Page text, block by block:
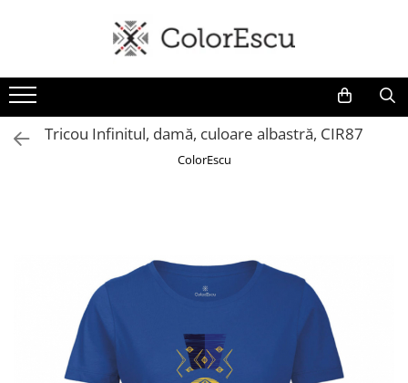
Toate produsele
Tricouri
Tricouri bărbați
Tricouri damă
Bluze si hanorace bărbați
Bluze si hanorace damă
Bluze de trening | Bluze tehnice
Pantaloni
Tricou Infinitul, damă, culoare albastră, CIR87
ColorEscu